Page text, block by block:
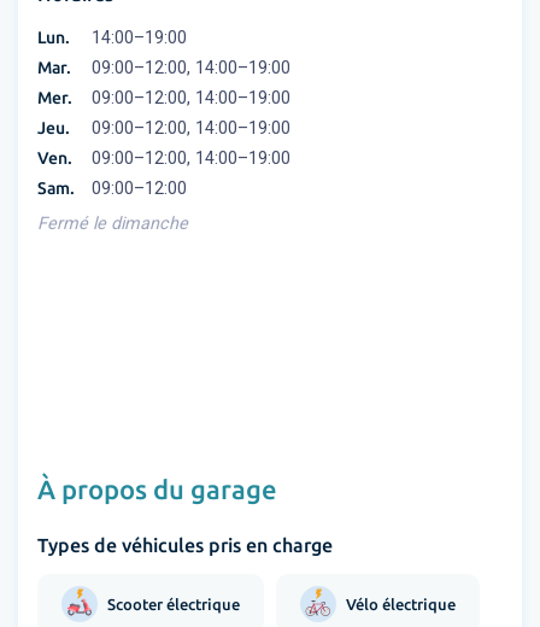
Lun. 14:00–19:00
Mar. 09:00–12:00, 14:00–19:00
Mer. 09:00–12:00, 14:00–19:00
Jeu. 09:00–12:00, 14:00–19:00
Ven. 09:00–12:00, 14:00–19:00
Sam.
09:00–12:00
Fermé le dimanche
À propos du garage
Types de véhicules pris en charge
Scooter électrique Vélo électrique